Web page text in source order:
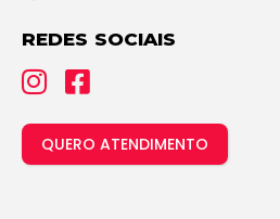
REDES SOCIAIS
QUERO ATENDIMENTO